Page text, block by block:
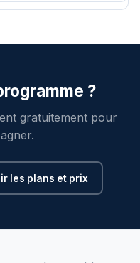
?
gratuitement pour
les plans et prix